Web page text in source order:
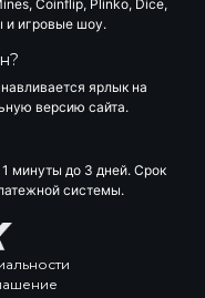
Coinflip, Plinko, Dice,
и игровые шоу.
ярлык на
версию сайта.
минуты до 3 дней. Срок
системы.